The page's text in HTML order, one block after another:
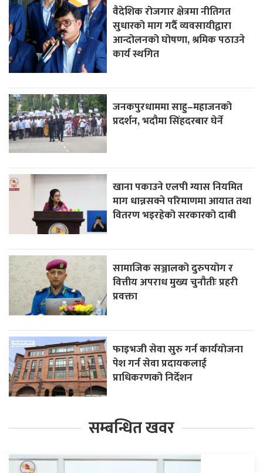
वैदेशिक रोजगार क्षेत्रमा नीतिगत
सुधारको माग गर्दै व्यवसायीद्वारा
आन्दोलनको घोषणा, श्रमिक पठाउने
कार्य स्थगित
जनकपुरधाममा साहु–महाजनको
प्रदर्शन, भदौमा सिंहदरबार घेर्ने
खाना पकाउने एलपी ग्यास नियमित
माग धान्नसक्ने परिमाणमा आयात तथा
वितरण भइरहेको सरकारको दाबी
सामाजिक सञ्जालको दुरुपयोग र
वित्तीय अपराध मुख्य चुनौतीः प्रहरी
प्रवक्ता
फाइभजी सेवा सुरु गर्न कार्ययोजना
पेश गर्न सेवा प्रदायकलाई
प्राधिकरणको निर्देशन
सम्बन्धित खवर